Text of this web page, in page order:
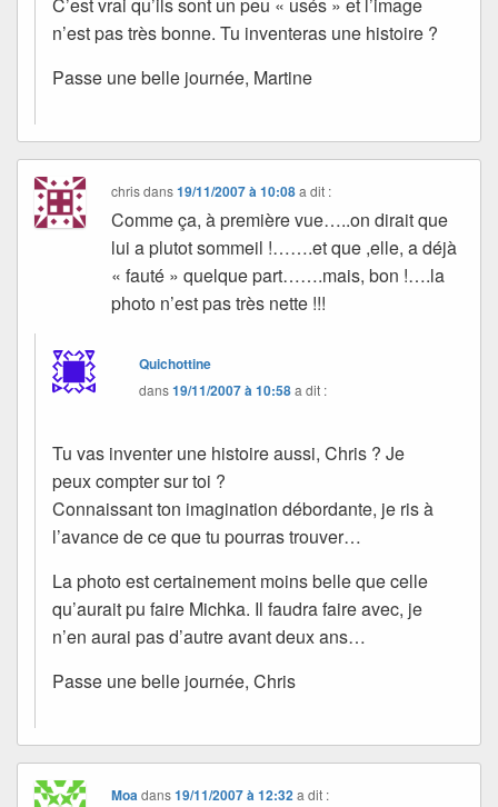
C’est vrai qu’ils sont un peu « usés » et l’image
n’est pas très bonne. Tu inventeras une histoire ?
Passe une belle journée, Martine
chrisdans19/11/2007 à 10:08 a dit :
Comme ça, à première vue…..on dirait que
lui a plutot sommeil !…….et que ,elle, a déjà
« fauté » quelque part…….mais, bon !….la
photo n’est pas très nette !!!
Quichottine
dans19/11/2007 à 10:58a dit :
Tu vas inventer une histoire aussi, Chris ? Je
peux compter sur toi ?
Connaissant ton imagination débordante, je ris à
l’avance de ce que tu pourras trouver…
La photo est certainement moins belle que celle
qu’aurait pu faire Michka. Il faudra faire avec, je
n’en aurai pas d’autre avant deux ans…
Passe une belle journée, Chris
Moadans19/11/2007 à 12:32 a dit :